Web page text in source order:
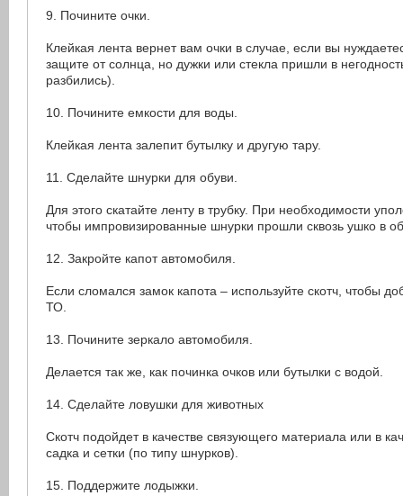
9. Почините очки.
Клейкая лента вернет вам очки в случае, если вы
защите от солнца, но дужки или стекла пришли в
разбились).
10. Почините емкости для воды.
Клейкая лента залепит бутылку и другую тару.
11. Сделайте шнурки для обуви.
Для этого скатайте ленту в трубку. При необходимости
чтобы импровизированные шнурки прошли сквозь ушко в
12. Закройте капот автомобиля.
Если сломался замок капота – используйте скотч, чтобы
ТО.
13. Почините зеркало автомобиля.
Делается так же, как починка очков или бутылки с водой.
14. Сделайте ловушки для животных
Скотч подойдет в качестве связующего материала или в
садка и сетки (по типу шнурков).
15. Поддержите лодыжки.